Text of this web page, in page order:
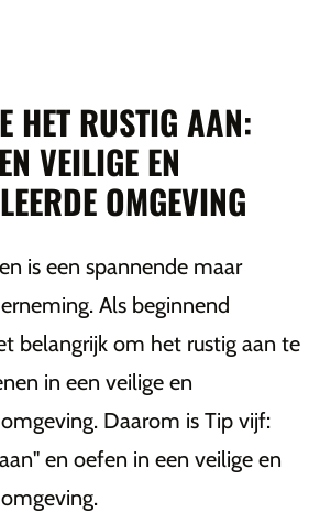
HET RUSTIG AAN:
VEILIGE EN
OMGEVING
is een spannende maar
Als beginnend
belangrijk om het rustig aan te
in een veilige en
Daarom is Tip vijf:
en oefen in een veilige en